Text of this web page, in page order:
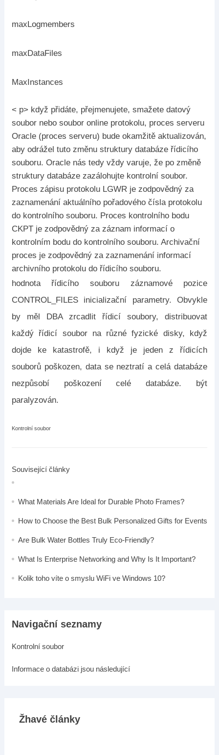
maxLogmembers
maxDataFiles
MaxInstances
< p> když přidáte, přejmenujete, smažete datový
soubor nebo soubor online protokolu, proces serveru
Oracle (proces serveru) bude okamžitě aktualizován,
aby odrážel tuto změnu struktury databáze řídicího
souboru. Oracle nás tedy vždy varuje, že po změně
struktury databáze zazálohujte kontrolní soubor.
Proces zápisu protokolu LGWR je zodpovědný za
zaznamenání aktuálního pořadového čísla protokolu
do kontrolního souboru. Proces kontrolního bodu
CKPT je zodpovědný za záznam informací o
kontrolním bodu do kontrolního souboru. Archivační
proces je zodpovědný za zaznamenání informací
archivního protokolu do řídicího souboru.
hodnota řídicího souboru záznamové pozice
CONTROL_FILES inicializační parametry. Obvykle
by měl DBA zrcadlit řídicí soubory, distribuovat
každý řídicí soubor na různé fyzické disky, když
dojde ke katastrofě, i když je jeden z řídicích
souborů poškozen, data se neztratí a celá databáze
nezpůsobí poškození celé databáze. být
paralyzován.
Kontrolní soubor
Související články
What Materials Are Ideal for Durable Photo Frames?
How to Choose the Best Bulk Personalized Gifts for Events
Are Bulk Water Bottles Truly Eco-Friendly?
What Is Enterprise Networking and Why Is It Important?
Kolik toho víte o smyslu WiFi ve Windows 10?
Navigační seznamy
Kontrolní soubor
Informace o databázi jsou následující
Žhavé články